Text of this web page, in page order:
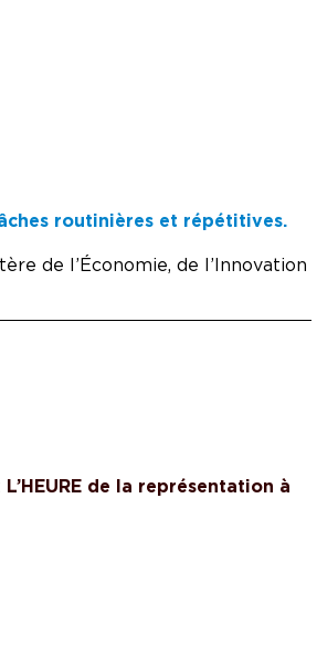
routinières et répétitives.
de l’Économie, de l’Innovation
L’HEURE de la représentation à